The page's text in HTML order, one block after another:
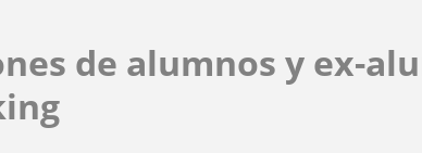
de alumnos y ex-